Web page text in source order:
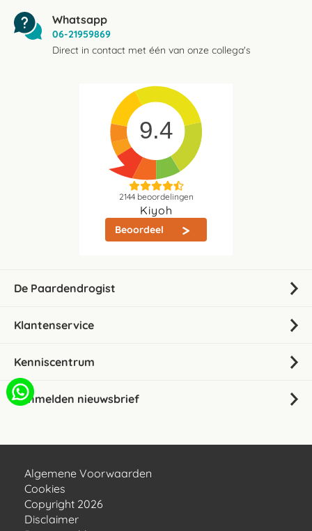
Whatsapp
06-21959869
Direct in contact met één van onze collega's
9.4
2144beoordelingen
Kiyoh
Beoordeel
De Paardendrogist
Klantenservice
Kenniscentrum
Aanmelden nieuwsbrief
Algemene Voorwaarden
Cookies
Copyright 2026
Disclaimer